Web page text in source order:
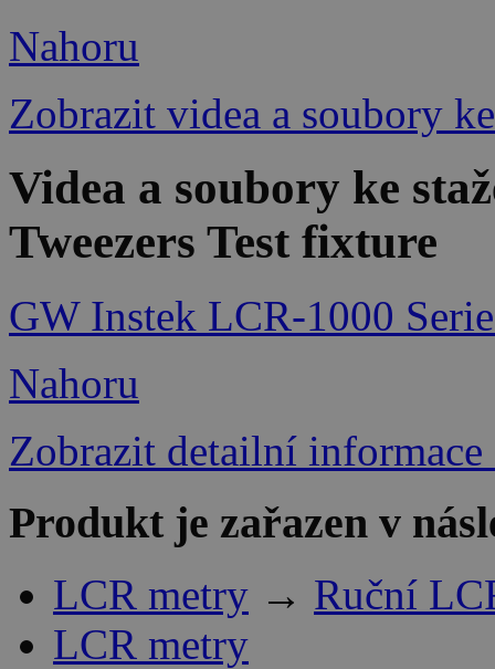
Nahoru
Zobrazit videa a soubory
Videa a soubory ke
Tweezers Test fixture
GW Instek LCR-1000
Nahoru
Zobrazit detailní informace
Produkt je zařazen v
LCR metry → Ruční
LCR metry